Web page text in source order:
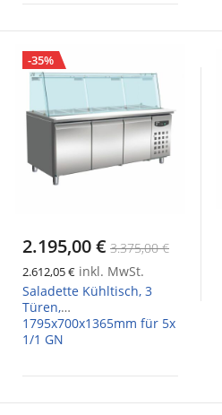
-35%
2.195,00 € 3.375,00 €
2.612,05 € inkl. MwSt.
Saladette Kühltisch, 3
Türen,
1795x700x1365mm für 5x
1/1 GN